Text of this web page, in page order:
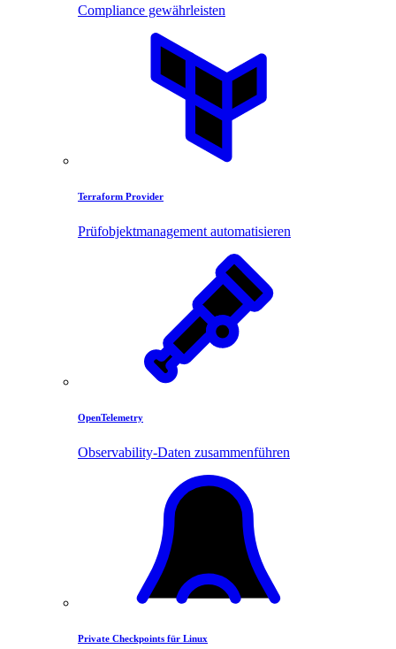
Compliance gewährleisten
Terraform Provider
Prüfobjektmanagement automatisieren
OpenTelemetry
Observability-Daten zusammenführen
Private Checkpoints für Linux